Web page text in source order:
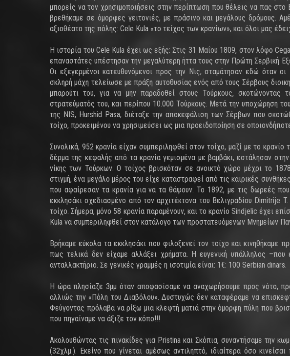
μπορείς να τον χρησιμοποιήσεις στην περίπτωση που θέλεις να πας
βρεθήκαμε σε όμορφες γειτονιές, με πράσινο και μεγάλους δρόμους.
αξιοθέατο της πόλης: Cele Kula «το τείχος των κρανίων», και όλοι μας
Η ιστορία του Cele Kula έχει ως εξής: Στις 31 Μαΐου 1809, στον λόφο
επαναστάτες υπέστησαν την μεγαλύτερη ήττα τους στην Πρώτη Σερβική
Οι εξεγερμένοι κατευθυνόμενοι προς την Νις, σταμάτησαν εδώ όταν
σκληρή μάχη τελείωσε με πράξη αυτοθυσίας ενός από τους Σέρβους
μπαρούτι του, για να μην παραδοθεί στους Τούρκους,
στρατεύματός του, και περίπου 10.000 Τούρκους. Μετά την υποχώρηση
της NIS, Hurshid Pasa, διέταξε την αποκεφάλιση των Σέρβων που
τοίχο, προκειμένου να χρησιμεύσει ως μια προειδοποίηση σε
Συνολικά, 952 κρανία είχαν συμπεριληφθεί στον τοίχο, μαζί με το
δέρμα της κεφαλής από τα κρανία γεμισμένα με βαμβάκι, εστάλησαν
νίκης των Τούρκων. Ο τοίχος βρισκόταν σε ανοικτό χώρο μέχρι το
στιγμή, ένα μεγάλο μέρος του είχε καταστραφεί από τις καιρικές
που αφαίρεσαν τα κρανία για να τα θάψουν. Το 1892, με τις δωρεές
εκκλησάκι σχεδιασμένο από τον αρχιτέκτονα του Βελιγραδίου Dimitrije
τοίχο. Σήμερα, μόνο 58 κρανία παραμένουν, και το κρανίο Sindjelic έχει
Kula να συμπεριληφθεί στον κατάλογο των προστατευόμενων Μνημείων
Βρήκαμε εύκολα τα εκκλησάκι που φιλοξενεί τον τοίχο και κινηθήκαμε
πως τελικά δεν είχαμε αλλάξει χρήματα. Η ευγενική υπάλληλος
ανταλλακτήριο. Σε γενικές γραμμές η ισοτιμία είναι: 1€: 100 Serbian dinars.
Η ώρα πλησίαζε 3μμ όταν αποφασίσαμε να αναχωρήσουμε προς νότο,
αλλιώς την «Πόλη του Διαβόλου». Δυστυχώς δεν καταφέραμε να
Φεύγοντας πρόλαβα να ρίξω μια κλεφτή ματιά στην όμορφη πύλη που
που πηγαίναμε να άξιζε τον κόπο!!!
Ακολουθώντας τις πινακίδες για Pristina και Σκόπια, συναντήσαμε την
(32χλμ.). Εκείνο που γίνεται αμέσως αντιληπτό, ιδιαίτερα όσο